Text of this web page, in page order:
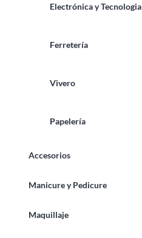
Electrónica y Tecnologia
Ferretería
Vivero
Papelería
Accesorios
Manicure y Pedicure
Maquillaje